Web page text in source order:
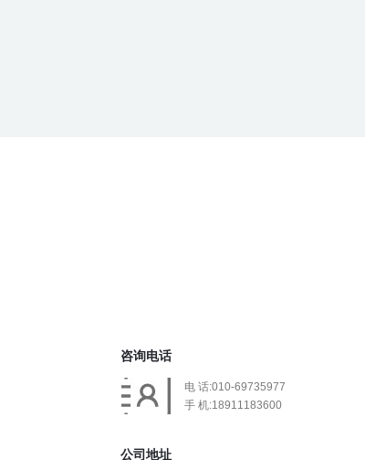
咨询电话
电 话:010-69735977
手 机:18911183600
公司地址